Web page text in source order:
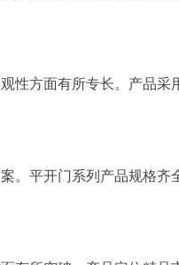
性方面有所专长。产品
。平开门系列产品规格